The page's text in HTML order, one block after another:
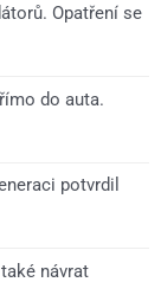
Opatření se
do auta.
potvrdil
návrat